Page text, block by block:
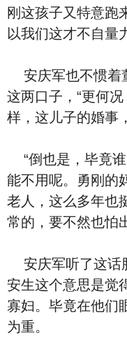
刚这孩子又特意跑
以我们这才不自量
安庆军也不惯着
这两口子，“更何
样，这儿子的婚事
“倒也是，毕竟
能不用呢。勇刚的
老人，这么多年也
常的，要不然也怕
安庆军听了这话
安生这个意思是觉
寡妇。毕竟在他们
为重。